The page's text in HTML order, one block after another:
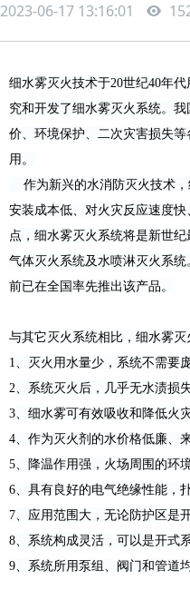
2023-06-17 13:16:01
细水雾灭火技术于20世纪40年
究和开发了细水雾灭火系统。
价、环境保护、二次灾害损失
用。
作为新兴的水消防灭火技术，
安装成本低、对火灾反应速度
点，细水雾灭火系统将是新世
气体灭火系统及水喷淋灭火系
前已在全国率先推出该产品。
与其它灭火系统相比，细水雾灭
1、灭火用水量少，系统不需要
2、系统灭火后，几乎无水渍损
3、细水雾可有效吸收和降低火
4、作为灭火剂的水价格低廉、
5、降温作用强，火场周围的环
6、具有良好的电气绝缘性能，
7、应用范围大，无论防护区是
8、系统构成灵活，可以是开式
9、系统所用泵组、阀门和管道